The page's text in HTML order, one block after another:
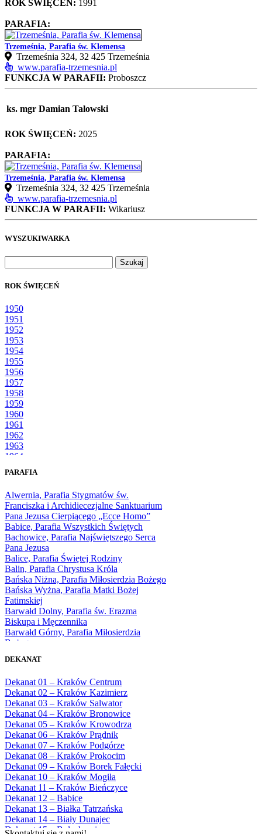
ROK ŚWIĘCEŃ: 1991
PARAFIA:
Trzemeśnia, Parafia św. Klemensa
Trzemeśnia 324, 32 425 Trzemeśnia
www.parafia-trzemesnia.pl
FUNKCJA W PARAFII: Proboszcz
ks. mgr Damian Talowski
ROK ŚWIĘCEŃ: 2025
PARAFIA:
Trzemeśnia, Parafia św. Klemensa
Trzemeśnia 324, 32 425 Trzemeśnia
www.parafia-trzemesnia.pl
FUNKCJA W PARAFII: Wikariusz
WYSZUKIWARKA
ROK ŚWIĘCEŃ
1950
1951
1952
1953
1954
1955
1956
1957
1958
1959
1960
1961
1962
1963
1964
1966
1968
1969
1970
1971
1972
1973
1974
1975
1976
1977
1978
1979
1980
1981
1983
1985
1986
1987
1988
1989
1990
1991
1992
1993
1994
1995
1996
1997
1998
1999
PARAFIA
Alwernia, Parafia Stygmatów św.
Franciszka i Archidiecezjalne Sanktuarium
Pana Jezusa Cierpiącego „Ecce Homo”
Babice, Parafia Wszystkich Świętych
Bachowice, Parafia Najświętszego Serca
Pana Jezusa
Balice, Parafia Świętej Rodziny
Balin, Parafia Chrystusa Króla
Bańska Niżna, Parafia Miłosierdzia Bożego
Bańska Wyżna, Parafia Matki Bożej
Fatimskiej
Barwałd Dolny, Parafia św. Erazma
Biskupa i Męczennika
Barwałd Górny, Parafia Miłosierdzia
Bożego
Bęczarka, Parafia Matki Boskiej
Będkowice, Parafia Najświętszej Maryi
Panny Królowej
Białka Górna, Parafia Matki Bożej
Królowej Rodzin
Białka Tatrzańska, Parafia Świętych
Apostołów Szymona i Judy Tadeusza
Biały Dunajec, Parafia Matki Bożej
Królowej Aniołów
Biały Kościół, Parafia św. Mikołaja
Bibice, Parafia Matki Bożej Nieustającej
Pomocy
Bieńkówka, Parafia Przenajświętszej Trójcy
Biertowice, Parafia Matki Bożej
Różańcowej
DEKANAT
Dekanat 01 – Kraków Centrum
Dekanat 02 – Kraków Kazimierz
Dekanat 03 – Kraków Salwator
Dekanat 04 – Kraków Bronowice
Dekanat 05 – Kraków Krowodrza
Dekanat 06 – Kraków Prądnik
Dekanat 07 – Kraków Podgórze
Dekanat 08 – Kraków Prokocim
Dekanat 09 – Kraków Borek Fałęcki
Dekanat 10 – Kraków Mogiła
Dekanat 11 – Kraków Bieńczyce
Dekanat 12 – Babice
Dekanat 13 – Białka Tatrzańska
Dekanat 14 – Biały Dunajec
Dekanat 15 – Bolechowice